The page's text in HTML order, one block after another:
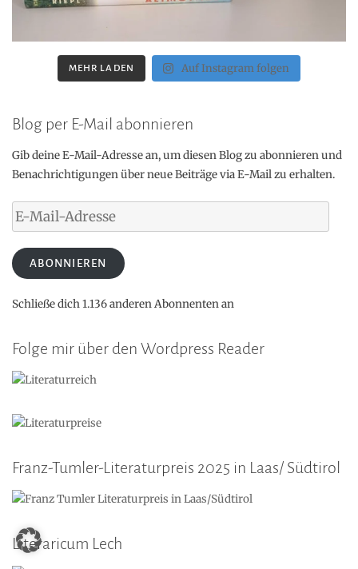
MEHR LADEN Auf Instagram folgen
Blog per E-Mail abonnieren
Gib deine E-Mail-Adresse an, um diesen Blog zu abonnieren und
Benachrichtigungen über neue Beiträge via E-Mail zu erhalten.
E-
Mail-
Adresse
ABONNIEREN
Schließe dich 1.136 anderen Abonnenten an
Folge mir über den Wordpress Reader
Franz-Tumler-Literaturpreis 2025 in Laas/ Südtirol
Literaricum Lech